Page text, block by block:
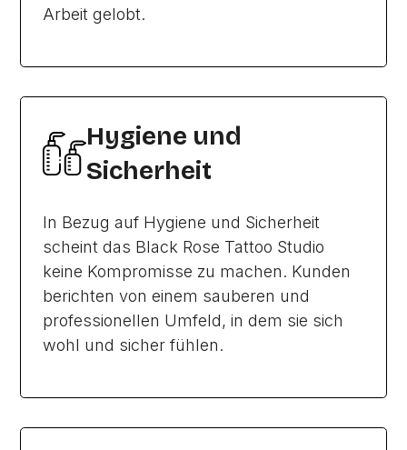
Arbeit gelobt.
Hygiene und
Sicherheit
In Bezug auf Hygiene und Sicherheit
scheint das Black Rose Tattoo Studio
keine Kompromisse zu machen. Kunden
berichten von einem sauberen und
professionellen Umfeld, in dem sie sich
wohl und sicher fühlen.